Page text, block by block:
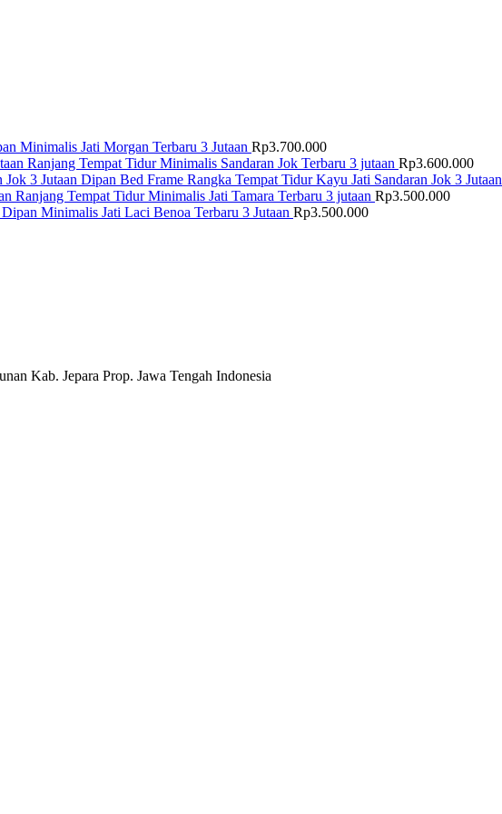
Minimalis Jati Morgan Terbaru 3 Jutaan Rp3.700.000
Ranjang Tempat Tidur Minimalis Sandaran Jok Terbaru 3 jutaan Rp3.600.000
Dipan Bed Frame Rangka Tempat Tidur Kayu Jati Sandaran Jok 3 Jutaan
Ranjang Tempat Tidur Minimalis Jati Tamara Terbaru 3 jutaan Rp3.500.000
Minimalis Jati Laci Benoa Terbaru 3 Jutaan Rp3.500.000
Kab. Jepara Prop. Jawa Tengah Indonesia